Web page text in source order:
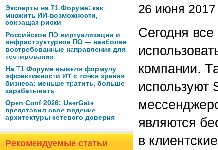
Эксперты на Т1 Форуме: как
множить ИИ-возможности,
сокращая риски
Российское ПО виртуализации и
инфраструктурное ПО — наиболее
востребованные направления для
тестирования
На Т1 Форуме вывели формулу
эффективности ИТ с точки зрения
бизнеса: меньше тратить, больше
зарабатывать
Open Conf 2026: UserGate
представил свое видение
архитектуры сетевого доверия
Рекомендуемые статьи
26 июня 2017
Сегодня
компании.
используют
являются
в